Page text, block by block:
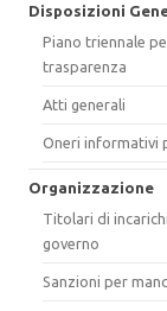
Disposizioni
Piano triennale
trasparenza
Atti generali
Oneri informativi
Organizzazione
Titolari di
governo
Sanzioni per